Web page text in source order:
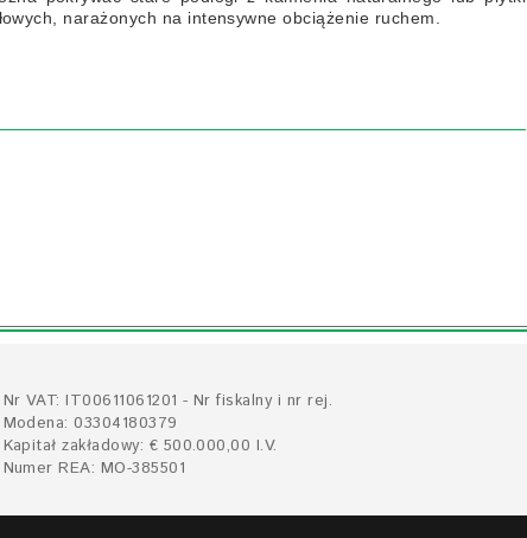
narażonych na intensywne obciążenie ruchem.
Nr VAT: IT00611061201 - Nr fiskalny i nr rej.
Modena: 03304180379
Kapitał zakładowy: € 500.000,00 I.V.
Numer REA: MO-385501